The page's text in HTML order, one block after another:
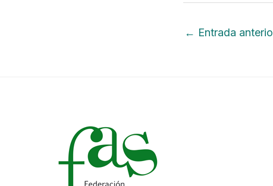
← Entrada